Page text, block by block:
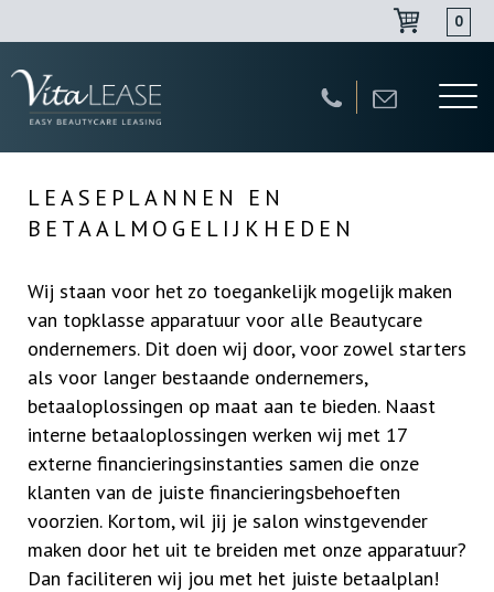
overslaan
0
LEASEPLANNEN EN
BETAALMOGELIJKHEDEN
Wij staan voor het zo toegankelijk mogelijk maken
van topklasse apparatuur voor alle Beautycare
ondernemers. Dit doen wij door, voor zowel starters
als voor langer bestaande ondernemers,
betaaloplossingen op maat aan te bieden. Naast
interne betaaloplossingen werken wij met 17
externe financieringsinstanties samen die onze
klanten van de juiste financieringsbehoeften
voorzien. Kortom, wil jij je salon winstgevender
maken door het uit te breiden met onze apparatuur?
Dan faciliteren wij jou met het juiste betaalplan!